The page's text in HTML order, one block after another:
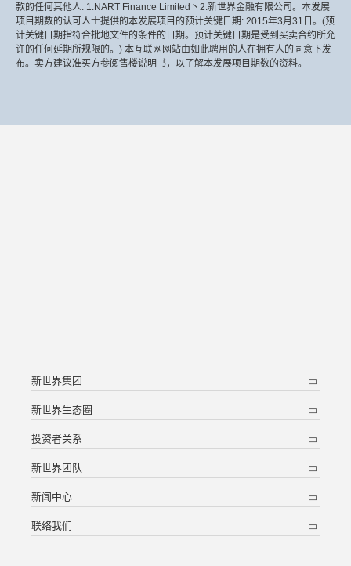
款的任何其他人: 1.NART Finance Limited丶2.新世界金融有限公司。本发展
项目期数的认可人士提供的本发展项目的预计关键日期: 2015年3月31日。(预
计关键日期指符合批地文件的条件的日期。预计关键日期是受到买卖合约所允
许的任何延期所规限的。) 本互联网网站由如此聘用的人在拥有人的同意下发
布。卖方建议准买方参阅售楼说明书，以了解本发展项目期数的资料。
新世界集团
新世界生态圈
投资者关系
新世界团队
新闻中心
联络我们